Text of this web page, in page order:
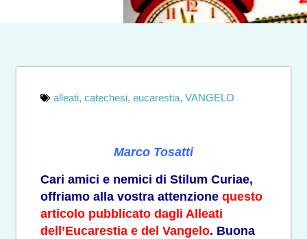
alleati, catechesi, eucarestia, VANGELO
Marco Tosatti
Cari amici e nemici di Stilum Curiae,
offriamo alla vostra attenzione questo
articolo pubblicato dagli Alleati
dell’Eucarestia e del Vangelo. Buona